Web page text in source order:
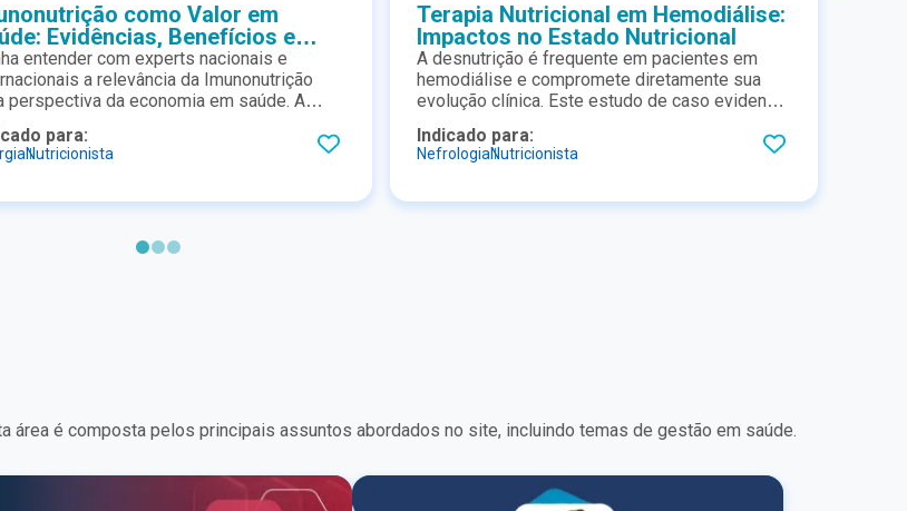
como Valor em
Evidências, Benefícios e
na Prática
entender com experts nacionais e
a relevância da Imunonutrição
perspectiva da economia em saúde. A
sob a prática clinica.
para:
Nutricionista
Terapia Nutricional em Hemodiálise:
Impactos no Estado Nutricional
A desnutrição é frequente em pacientes em
hemodiálise e compromete diretamente sua
evolução clínica. Este estudo de caso evidencia
pode melhorar a composição corporal, a
funcionalidade e a segurança metabólica,
contínuo do paciente renal
Indicado para:
NefrologiaNutricionista
área é composta pelos principais assuntos abordados no site, incluindo temas de gestão em saúde.